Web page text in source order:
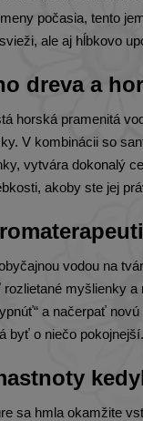
počasia, tento
ale aj hĺbkovo
dreva a
horská pramenitá
V kombinácii so
vytvára dokonalý
akoby ste jej
vodou na
myšlienky
a načerpať
byť o niečo pokojnejší.
sa hmla okamžite